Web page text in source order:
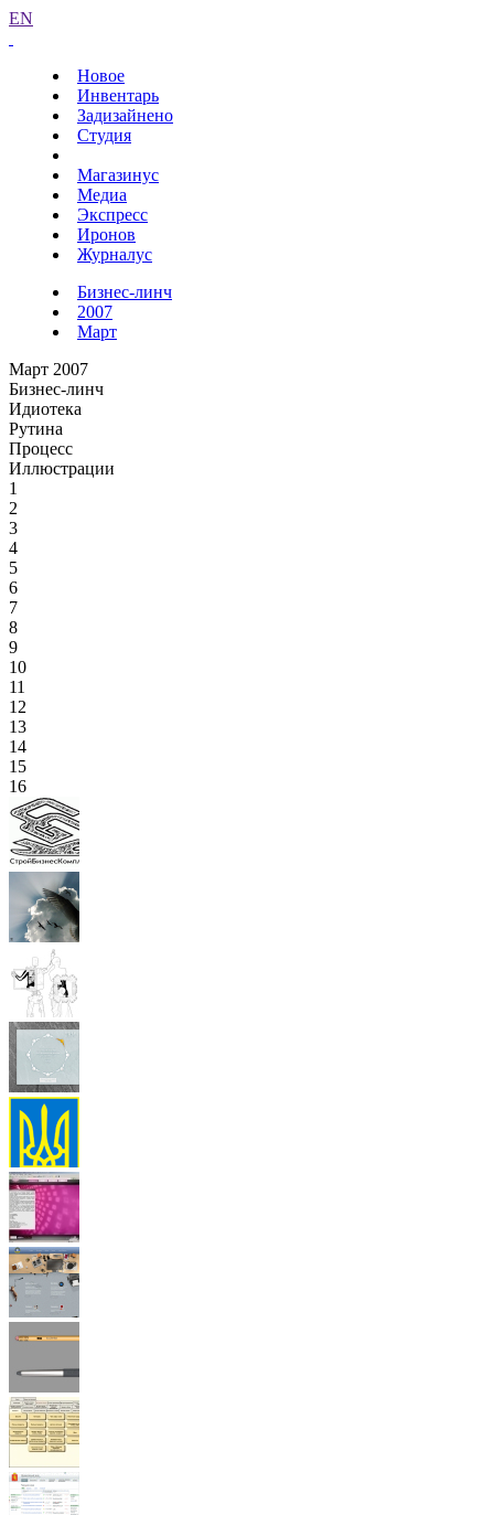
EN
Новое
Инвентарь
Задизайнено
Студия
Магазинус
Медиа
Экспресс
Иронов
Журналус
Бизнес-линч
2007
Март
Март 2007
Бизнес-линч
Идиотека
Рутина
Процесс
Иллюстрации
1
2
3
4
5
6
7
8
9
10
11
12
13
14
15
16